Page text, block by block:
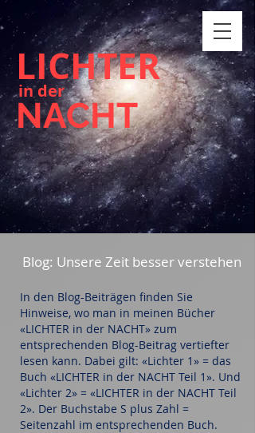
LICHTER
in der
NACHT
Blog: Unsere Zeit besser verstehen
In den Blog-Beiträgen finden Sie
Hinweise, wo man in meinen Bücher
«LICHTER in der NACHT» zum
entsprechenden Blog-Beitrag vertiefter
lesen kann. Dabei gilt: «Lichter 1» = das
Buch «LICHTER in der NACHT Teil 1». Und
«Lichter 2» = «LICHTER in der NACHT Teil
2». Der Buchstabe S plus Zahl =
Seitenzahl im entsprechenden Buch.